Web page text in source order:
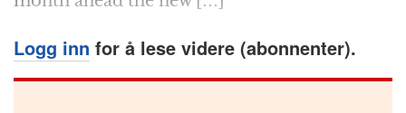
Logg inn for å lese videre (abonnenter).